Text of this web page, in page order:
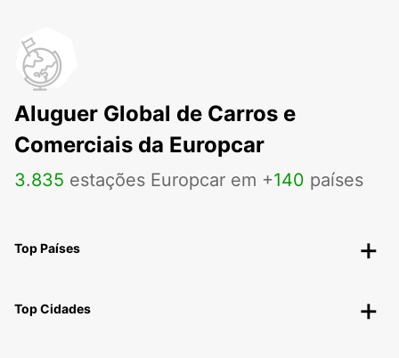
Aluguer Global de Carros e
Comerciais da Europcar
3.835 estações Europcar em +140 países
Top Países
Top Cidades